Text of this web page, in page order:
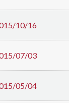
10/16
07/03
05/04